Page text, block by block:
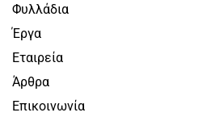
Φυλλάδια
Έργα
Εταιρεία
Άρθρα
Επικοινωνία